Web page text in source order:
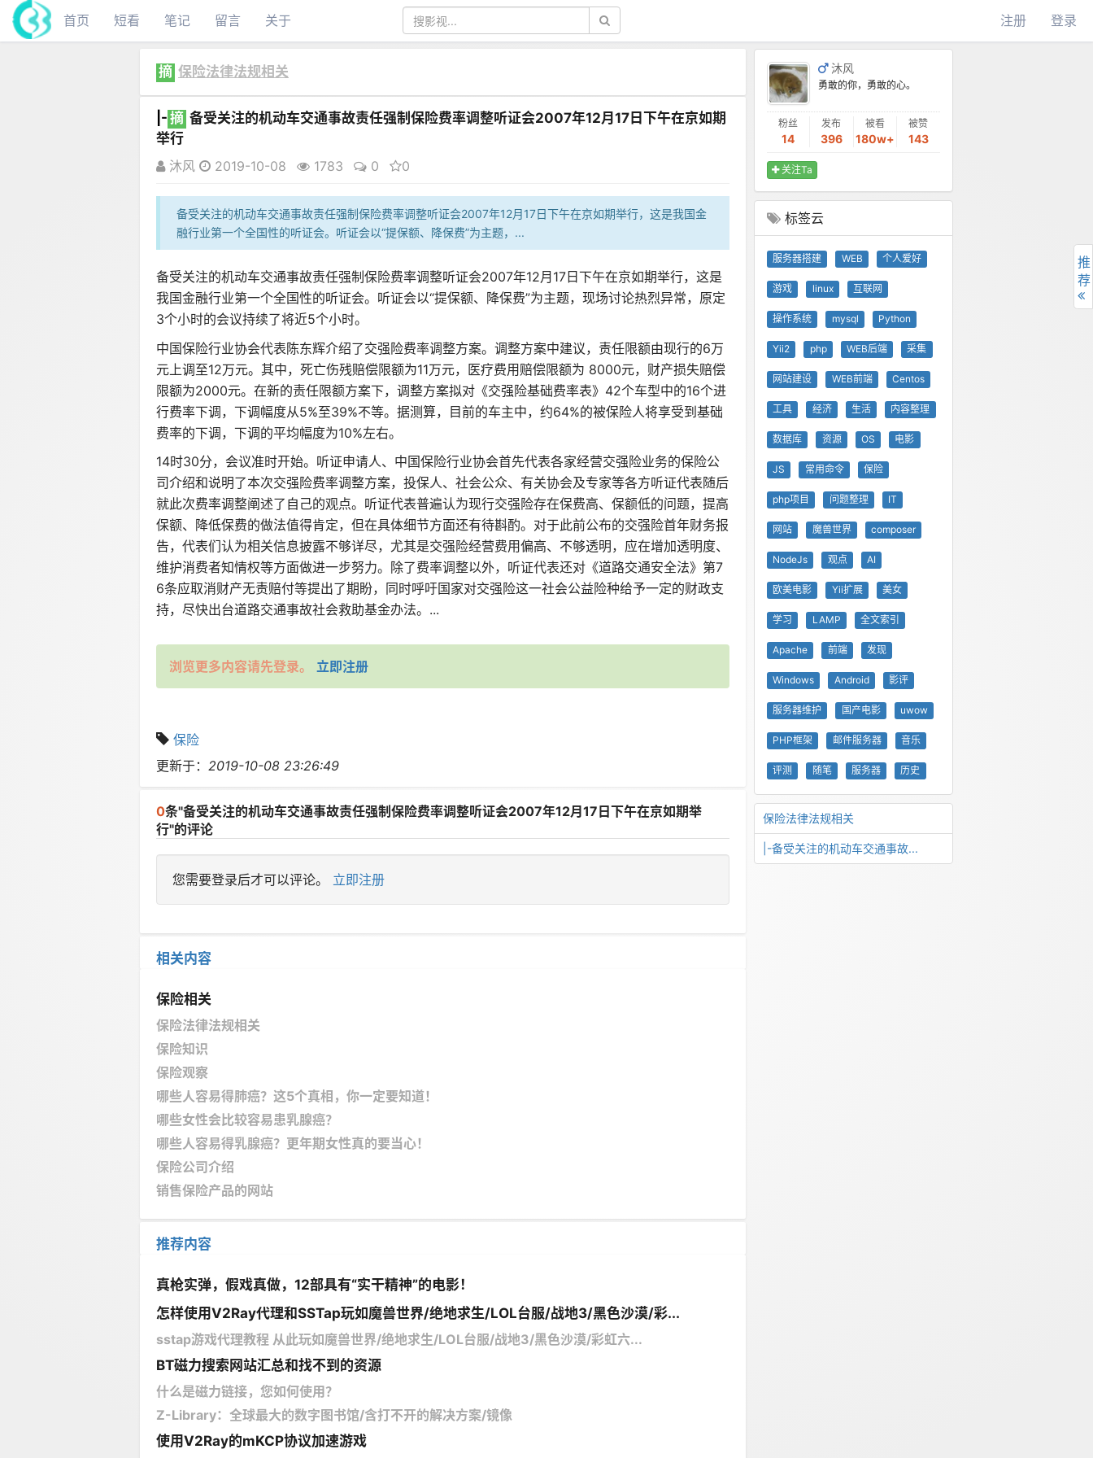
首页 短看 笔记 留言 关于 注册 登录
摘 保险法律法规相关
|- 摘 备受关注的机动车交通事故责任强制保险费率调整听证会2007年12月17日下午在京如期
举行
沐风
2019-10-08 1783 0 0
备受关注的机动车交通事故责任强制保险费率调整听证会2007年12月17日下午在京如期举行，这是我国金
融行业第一个全国性的听证会。听证会以“提保额、降保费”为主题，...
备受关注的机动车交通事故责任强制保险费率调整听证会2007年12月17日下午在京如期举行，这是
我国金融行业第一个全国性的听证会。听证会以“提保额、降保费”为主题，现场讨论热烈异常，原定
3个小时的会议持续了将近5个小时。
中国保险行业协会代表陈东辉介绍了交强险费率调整方案。调整方案中建议，责任限额由现行的6万
元上调至12万元。其中，死亡伤残赔偿限额为11万元，医疗费用赔偿限额为 8000元，财产损失赔偿
限额为2000元。在新的责任限额方案下，调整方案拟对《交强险基础费率表》42个车型中的16个进
行费率下调，下调幅度从5%至39%不等。据测算，目前的车主中，约64%的被保险人将享受到基础
费率的下调，下调的平均幅度为10%左右。
14时30分，会议准时开始。听证申请人、中国保险行业协会首先代表各家经营交强险业务的保险公
司介绍和说明了本次交强险费率调整方案，投保人、社会公众、有关协会及专家等各方听证代表随后
就此次费率调整阐述了自己的观点。听证代表普遍认为现行交强险存在保费高、保额低的问题，提高
保额、降低保费的做法值得肯定，但在具体细节方面还有待斟酌。对于此前公布的交强险首年财务报
告，代表们认为相关信息披露不够详尽，尤其是交强险经营费用偏高、不够透明，应在增加透明度、
维护消费者知情权等方面做进一步努力。除了费率调整以外，听证代表还对《道路交通安全法》第7
6条应取消财产无责赔付等提出了期盼，同时呼吁国家对交强险这一社会公益险种给予一定的财政支
持，尽快出台道路交通事故社会救助基金办法。...
浏览更多内容请先登录。 立即注册
保险
更新于： 2019-10-08 23:26:49
0条"备受关注的机动车交通事故责任强制保险费率调整听证会2007年12月17日下午在京如期举
行"的评论
您需要登录后才可以评论。 立即注册
相关内容
保险相关
保险法律法规相关
保险知识
保险观察
哪些人容易得肺癌？这5个真相，你一定要知道！
哪些女性会比较容易患乳腺癌？
哪些人容易得乳腺癌？更年期女性真的要当心！
保险公司介绍
销售保险产品的网站
推荐内容
真枪实弹，假戏真做，12部具有“实干精神”的电影！
怎样使用V2Ray代理和SSTap玩如魔兽世界/绝地求生/LOL台服/战地3/黑色沙漠/彩...
sstap游戏代理教程 从此玩如魔兽世界/绝地求生/LOL台服/战地3/黑色沙漠/彩虹六...
BT磁力搜索网站汇总和找不到的资源
什么是磁力链接，您如何使用？
Z-Library：全球最大的数字图书馆/含打不开的解决方案/镜像
使用V2Ray的mKCP协议加速游戏
沐风
勇敢的你，勇敢的心。
粉丝
14
发布
396
被看
180w+
被赞
143
关注Ta
标签云
服务器搭建 WEB 个人爱好
游戏 linux 互联网
操作系统 mysql Python
Yii2 php WEB后端 采集
网站建设 WEB前端 Centos
工具 经济 生活 内容整理
数据库 资源 OS 电影
JS 常用命令 保险
php项目 问题整理 IT
网站 魔兽世界 composer
NodeJs 观点 AI
欧美电影 Yii扩展 美女
学习 LAMP 全文索引
Apache 前端 发现
Windows Android 影评
服务器维护 国产电影 uwow
PHP框架 邮件服务器 音乐
评测 随笔 服务器 历史
保险法律法规相关
|-备受关注的机动车交通事故...
推
荐